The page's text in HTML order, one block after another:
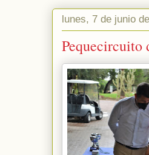
lunes, 7 de junio
Pequecircuito